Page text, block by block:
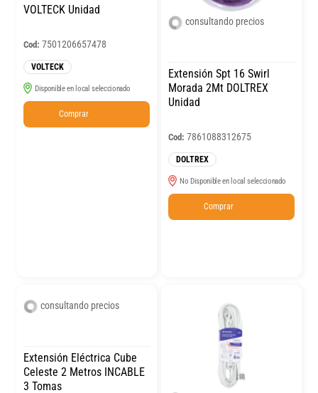
VOLTECK Unidad
Cod: 7501206657478
VOLTECK
Disponible en local seleccionado
Comprar
consultando precios
Extensión Spt 16 Swirl
Morada 2Mt DOLTREX
Unidad
Cod: 7861088312675
DOLTREX
No Disponible en local seleccionado
Comprar
consultando precios
Extensión Eléctrica Cube
Celeste 2 Metros INCABLE
3 Tomas